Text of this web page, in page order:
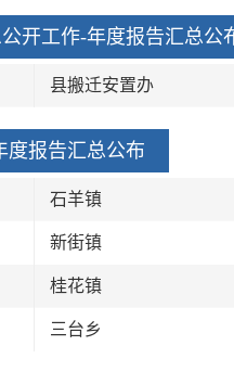
开工作-年度报告汇总公
县搬迁安置办
度报告汇总公布
石羊镇
新街镇
桂花镇
三台乡